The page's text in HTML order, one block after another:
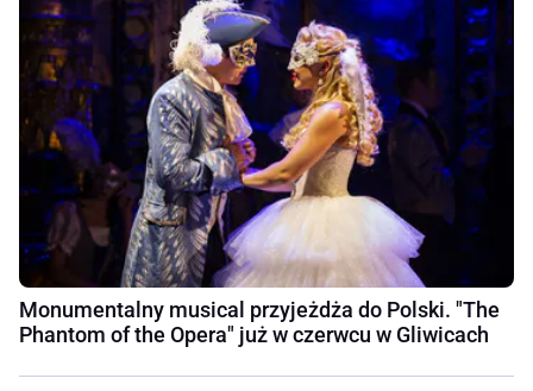
Monumentalny musical przyjeżdża do Polski. "The
Phantom of the Opera" już w czerwcu w Gliwicach